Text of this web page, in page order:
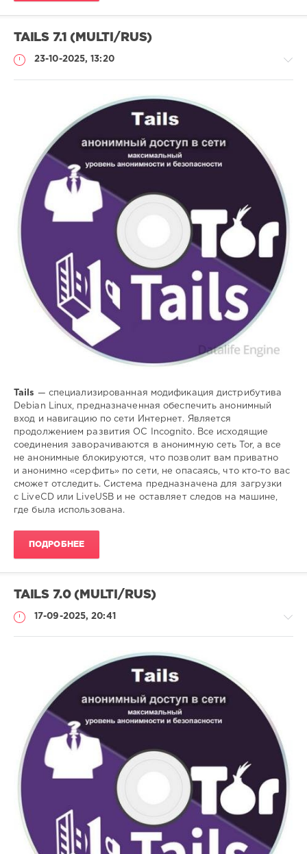
TAILS 7.1 (MULTI/RUS)
23-10-2025, 13:20
Софт
SamDel
127
анонимная
навигация
сети,
Tails — специализированная модификация дистрибутива
Debian Linux, предназначенная обеспечить анонимный
вход и навигацию по сети Интернет. Является
продолжением развития ОС Incognito. Все исходящие
соединения заворачиваются в анонимную сеть Tor, а все
не анонимные блокируются, что позволит вам приватно
и анонимно «серфить» по сети, не опасаясь, что кто-то вас
сможет отследить. Система предназначена для загрузки
с LiveCD или LiveUSB и не оставляет следов на машине,
где была использована.
ПОДРОБНЕЕ
TAILS 7.0 (MULTI/RUS)
17-09-2025, 20:41
Софт
SamDel
171
анонимная
навигация
сети,